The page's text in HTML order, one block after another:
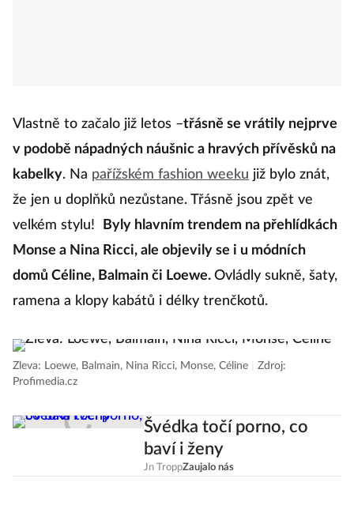
Vlastně to začalo již letos –třásně se vrátily nejprve
v podobě nápadných náušnic a hravých přívěsků na
kabelky. Na pařížském fashion weeku již bylo znát,
že jen u doplňků nezůstane. Třásně jsou zpět ve
velkém stylu!
Byly hlavním trendem na přehlídkách
Monse a Nina Ricci, ale objevily se i u módních
domů Céline, Balmain či Loewe. Ovládly sukně, šaty,
ramena a klopy kabátů i délky trenčkotů.
Zleva: Loewe, Balmain, Nina Ricci, Monse, Céline
Zdroj:
Profimedia.cz
Švédka točí porno, co
baví i ženy
Jn TroppZaujalo nás